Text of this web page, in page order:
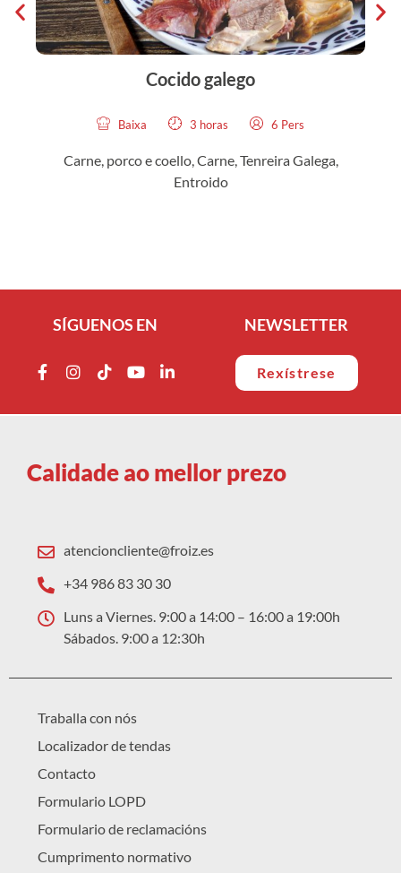
Cocido galego
Baixa 3 horas 6 Pers
Carne, porco e coello,Carne, Tenreira Galega,
Entroido
SÍGUENOS EN NEWSLETTER
Rexístrese
Calidade ao mellor prezo
atencioncliente@froiz.es
+34 986 83 30 30
Luns a Viernes. 9:00 a 14:00 – 16:00 a 19:00h
Sábados. 9:00 a 12:30h
Traballa con nós
Localizador de tendas
Contacto
Formulario LOPD
Formulario de reclamacións
Cumprimento normativo